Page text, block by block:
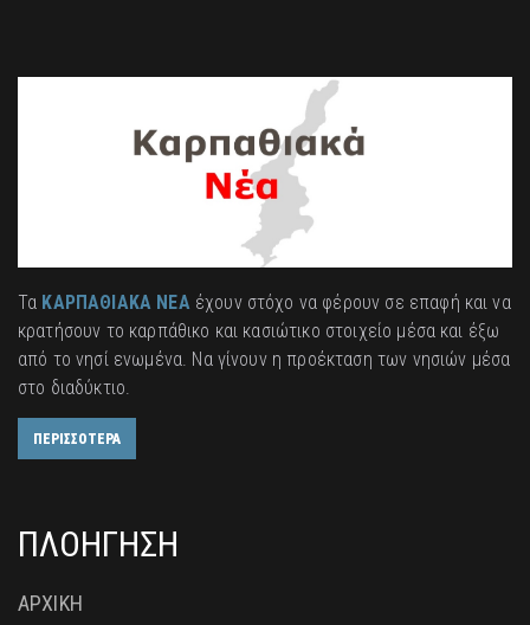
Τα ΚΑΡΠΑΘΙΑΚΑ ΝΕΑέχουν στόχο να φέρουν σε επαφή και να
κρατήσουν το καρπάθικο και κασιώτικο στοιχείο μέσα και έξω
από το νησί ενωμένα. Να γίνουν η προέκταση των νησιών μέσα
στο διαδύκτιο.
ΠΕΡΙΣΣΟΤΕΡΑ
ΠΛΟΗΓΗΣΗ
ΑΡΧΙΚΗ